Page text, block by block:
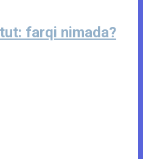
farqi nimada?